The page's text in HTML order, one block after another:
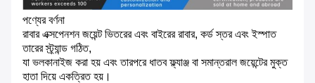
পণ্যের বর্ণনা
রাবার এক্সপেনশন জয়েন্ট ভিতরের এবং বাইরের রাবার, কর্ড স্তর এবং ইস্পাত
তারের স্ট্র্যান্ড গঠিত,
যা ভলকানাইজ করা হয় এবং তারপরে ধাতব ফ্ল্যাঞ্জ বা সমান্তরাল জয়েন্টের মুক্ত
হাতা দিয়ে একত্রিত হয়।